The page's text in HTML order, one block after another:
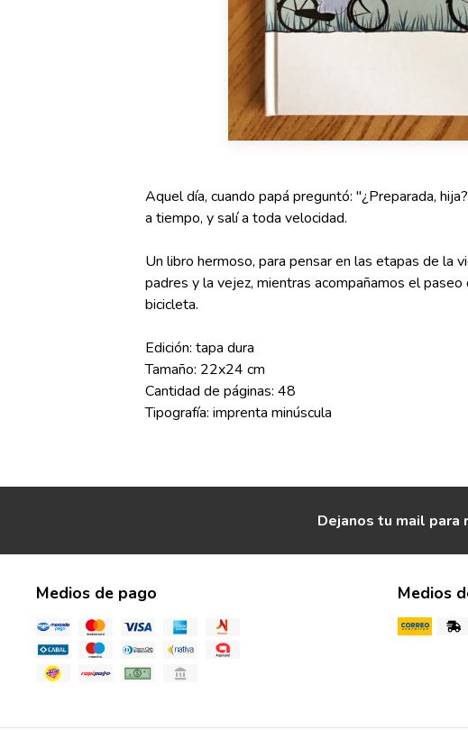
Aquel día, cuando papá preguntó: "¿Preparada,
a tiempo, y salí a toda velocidad.
Un libro hermoso, para pensar en las etapas de la
padres y la vejez, mientras acompañamos el paseo
bicicleta.
Edición: tapa dura
Tamaño: 22x24 cm
Cantidad de páginas: 48
Tipografía: imprenta minúscula
Dejanos tu mail para
Medios de pago Medios